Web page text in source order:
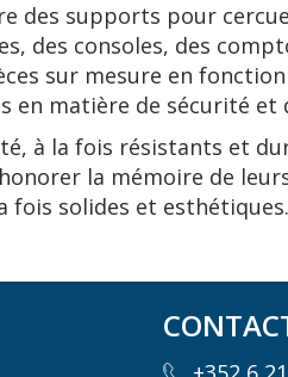
des supports pour
des consoles, des
sur mesure en
en matière de sécurité et
à la fois résistants et
la mémoire de
fois solides et esthétiques.